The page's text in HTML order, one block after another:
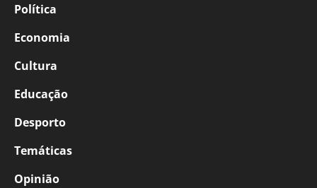
Política
Economia
Cultura
Educação
Desporto
Temáticas
Opinião